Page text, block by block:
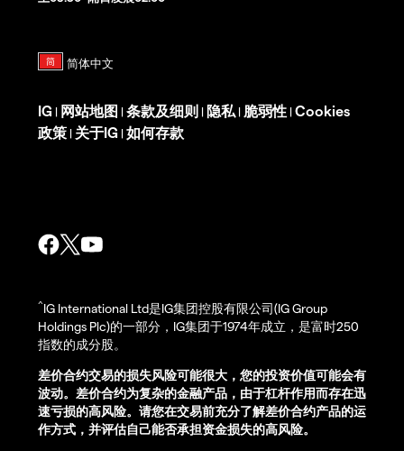
IG | 网站地图 | 条款及细则 | 隐私 | 脆弱性 | Cookies
政策 | 关于IG | 如何存款
^IG International Ltd是IG集团控股有限公司(IG Group
Holdings Plc)的一部分，IG集团于1974年成立，是富时250
指数的成分股。
差价合约交易的损失风险可能很大，您的投资价值可能会有
波动。差价合约为复杂的金融产品，由于杠杆作用而存在迅
速亏损的高风险。请您在交易前充分了解差价合约产品的运
作方式，并评估自己能否承担资金损失的高风险。